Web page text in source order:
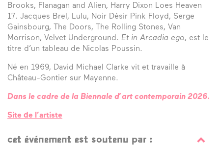
Brooks, Flanagan and Alien, Harry Dixon Loes Heaven
17. Jacques Brel, Lulu, Noir Désir Pink Floyd, Serge
Gainsbourg, The Doors, The Rolling Stones, Van
Morrison, Velvet Underground. Et in Arcadia ego, est le
titre d’un tableau de Nicolas Poussin.
Né en 1969, David Michael Clarke vit et travaille à
Château-Gontier sur Mayenne.
Dans le cadre de la Biennale d’art contemporain 2026.
Site de l’artiste
cet événement est soutenu par :